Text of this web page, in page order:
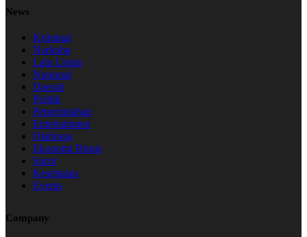
News
Kriminal
Narkoba
Lalu Lintas
Nasional
Daerah
Politik
Pemerintahan
Entertainmen
Olahraga
Ekonomi Bisnis
Sorot
Kesehatan
Events
Company